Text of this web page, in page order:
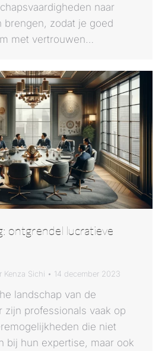
naar
brengen, zodat je goed
met vertrouwen…
ontgrendel lucratieve
Kenza Sichi 14 december 2023
landschap van de
zijn professionals vaak op
die niet
bij hun expertise, maar ook